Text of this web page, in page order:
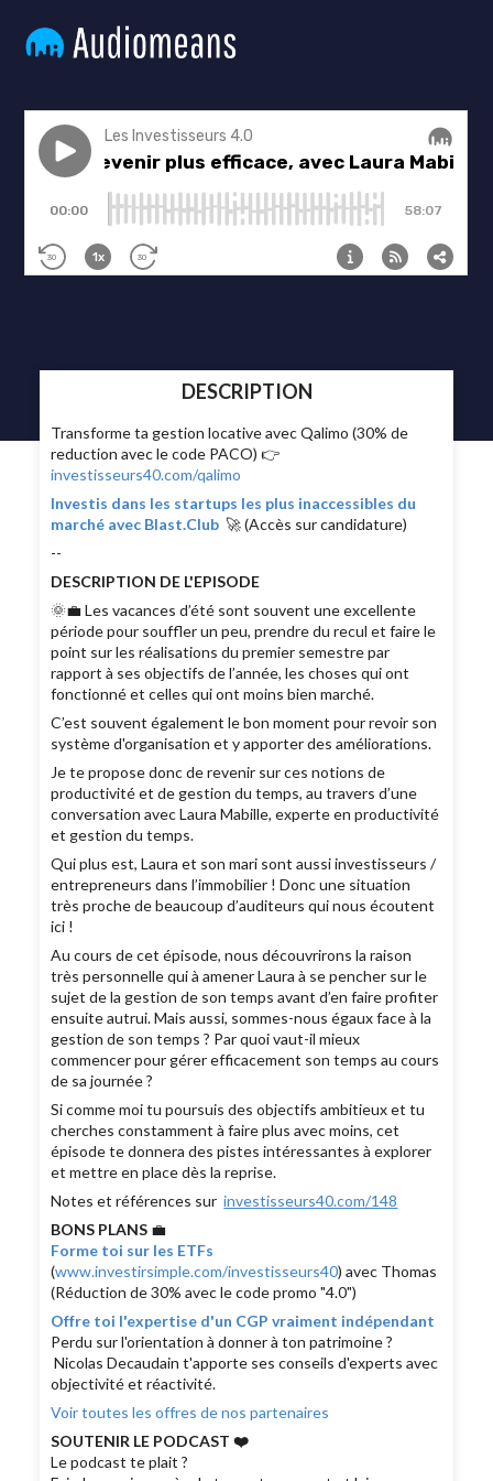
DESCRIPTION
Transforme ta gestion locative avec Qalimo (30% de
reduction avec le code PACO) 👉
investisseurs40.com/qalimo
Investis dans les startups les plus inaccessibles du
marché avec Blast.Club 🚀 (Accès sur candidature)
--
DESCRIPTION DE L'EPISODE
🌞💼 Les vacances d’été sont souvent une excellente
période pour souffler un peu, prendre du recul et faire le
point sur les réalisations du premier semestre par
rapport à ses objectifs de l’année, les choses qui ont
fonctionné et celles qui ont moins bien marché.
C’est souvent également le bon moment pour revoir son
système d'organisation et y apporter des améliorations.
Je te propose donc de revenir sur ces notions de
productivité et de gestion du temps, au travers d’une
conversation avec Laura Mabille, experte en productivité
et gestion du temps.
Qui plus est, Laura et son mari sont aussi investisseurs /
entrepreneurs dans l’immobilier ! Donc une situation
très proche de beaucoup d’auditeurs qui nous écoutent
ici !
Au cours de cet épisode, nous découvrirons la raison
très personnelle qui à amener Laura à se pencher sur le
sujet de la gestion de son temps avant d’en faire profiter
ensuite autrui. Mais aussi, sommes-nous égaux face à la
gestion de son temps ? Par quoi vaut-il mieux
commencer pour gérer efficacement son temps au cours
de sa journée ?
Si comme moi tu poursuis des objectifs ambitieux et tu
cherches constamment à faire plus avec moins, cet
épisode te donnera des pistes intéressantes à explorer
et mettre en place dès la reprise.
Notes et références surinvestisseurs40.com/148
BONS PLANS 💼
Forme toi sur les ETFs
(www.investirsimple.com/investisseurs40) avec Thomas
(Réduction de 30% avec le code promo "4.0")
Offre toi l'expertise d'un CGP vraiment indépendant
Perdu sur l'orientation à donner à ton patrimoine ?
Nicolas Decaudain t'apporte ses conseils d'experts avec
objectivité et réactivité.
Voir toutes les offres de nos partenaires
SOUTENIR LE PODCAST ❤️
Le podcast te plait ?